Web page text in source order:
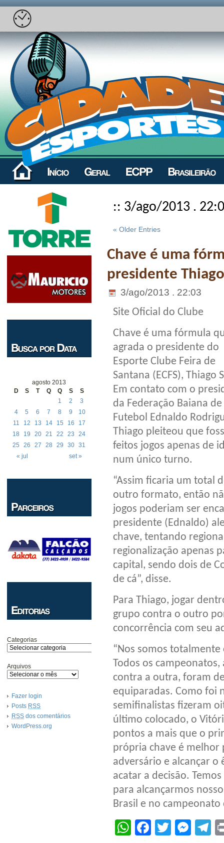
agosto 2013
D
S T Q Q S S
« jul set »
1 2
3
4
5 6 7 8 9
10
11
12 13 14 15 16
17
18
19 20 21 22 23
24
25
26 27 28 29 30 31
Categorias
Arquivos
Fazer login
Posts RSS
RSS dos comentários
WordPress.org
:: 3/ago/2013 .
« Older Entries
Chave é uma
presidente
3/ago/2013 . 22:03
Site Oficial do Clube
Chave é uma fórmula
agrada o presidente do
Esporte Clube Feira de
Santana (ECFS), Thiago
Em contato com o
da Federação Baiana de
Futebol Ednaldo
Thiago pleiteou que
feitos jogos apenas de
num único turno.
“Assim ficaria um total
outro formato, então
jogos poderiam ser
presidente (Ednaldo)
chave, tentando
regionalização apenas
capital, sendo dois de
de cá”, disse.
Para Thiago, jogar
grupo contra o outro
concorrência com seu
“Nos somos
Todos os
contra a outra, foram
equiparadas. Como foi
semifinalistas fizeram
último colocado, o
pontos a mais que o
própria chave é melhor
adversário e alcançar
acatar a decisão.
para alcançarmos
Brasil e no
WhatsApp
Facebook
Twitter